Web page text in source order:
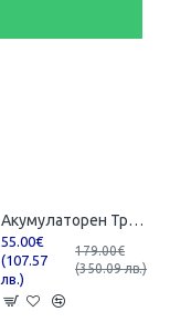
Акумулаторен Тример за Трева с Корда 36V 8,0AH с 2 батерии 26 см Професионален
55.00€
(107.57
лв.)
179.00€
(350.09 лв.)